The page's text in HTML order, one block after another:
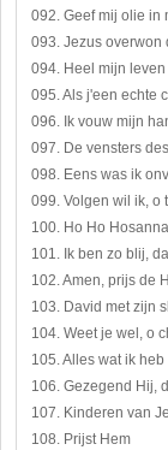
092. Geef mij olie in
093. Jezus overwon
094. Heel mijn
095. Als j'een echte
096. Ik vouw mijn
097. De vensters
098. Eens was ik
099. Volgen wil ik, o
100. Ho Ho Hosanna
101. Ik ben zo blij,
102. Amen, prijs de
103. David met zijn
104. Weet je wel, o
105. Alles wat ik heb
106. Gezegend Hij,
107. Kinderen van
108. Prijst Hem